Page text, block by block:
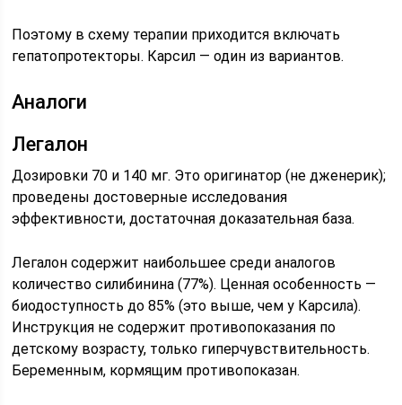
Поэтому в схему терапии приходится включать
гепатопротекторы. Карсил — один из вариантов.
Аналоги
Легалон
Дозировки 70 и 140 мг. Это оригинатор (не дженерик);
проведены достоверные исследования
эффективности, достаточная доказательная база.
Легалон содержит наибольшее среди аналогов
количество силибинина (77%). Ценная особенность —
биодоступность до 85% (это выше, чем у Карсила).
Инструкция не содержит противопоказания по
детскому возрасту, только гиперчувствительность.
Беременным, кормящим противопоказан.